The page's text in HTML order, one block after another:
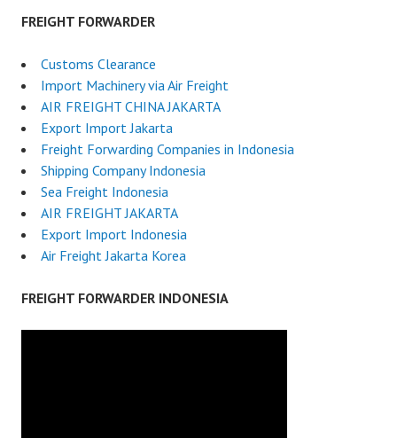
FREIGHT FORWARDER
Customs Clearance
Import Machinery via Air Freight
AIR FREIGHT CHINA JAKARTA
Export Import Jakarta
Freight Forwarding Companies in Indonesia
Shipping Company Indonesia
Sea Freight Indonesia
AIR FREIGHT JAKARTA
Export Import Indonesia
Air Freight Jakarta Korea
FREIGHT FORWARDER INDONESIA